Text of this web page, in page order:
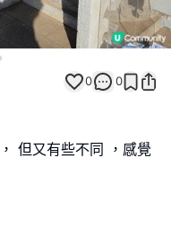
0 0
但又有些不同 ，感覺